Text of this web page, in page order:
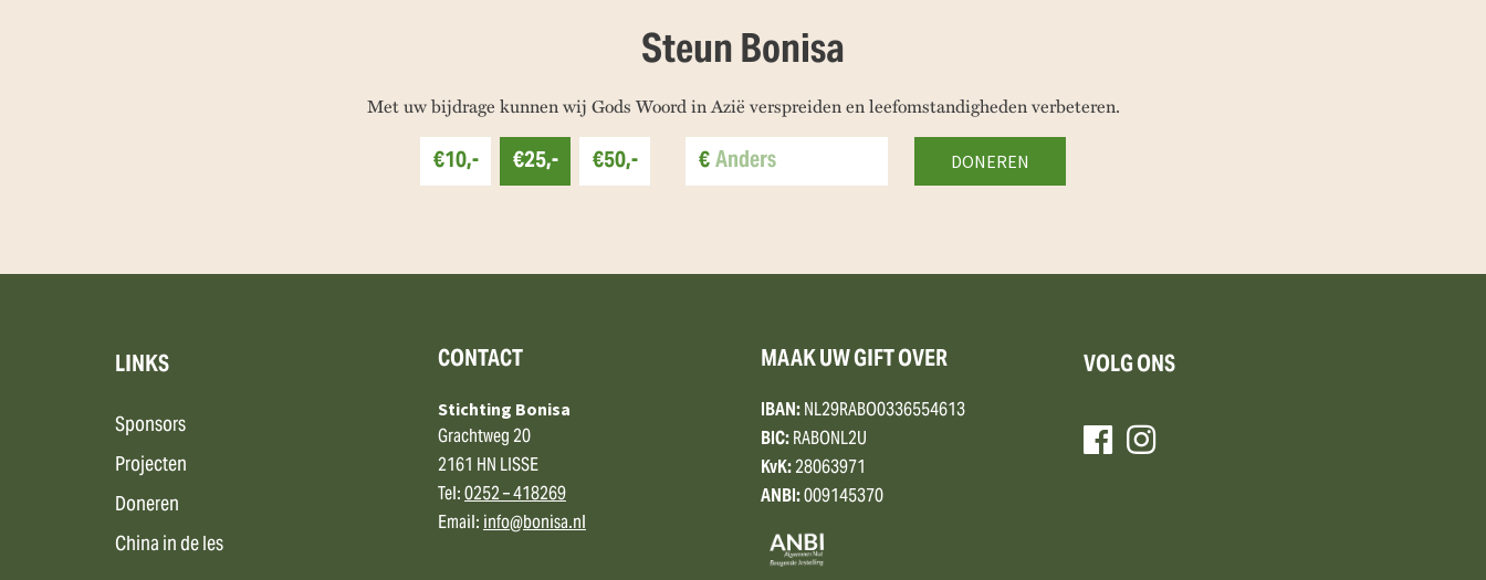
Steun Bonisa
Met uw bijdrage kunnen wij Gods Woord in Azië verspreiden en leefomstandigheden verbeteren.
€10,- €25,- €50,- €
LINKS
Sponsors
Projecten
Doneren
China in de les
CONTACT
Stichting Bonisa
Grachtweg 20
2161 HN LISSE
Tel:0252 – 418269
Email:info@bonisa.nl
MAAK UW GIFT OVER
IBAN:NL29RABO0336554613
BIC:RABONL2U
KvK:28063971
ANBI:009145370
VOLG ONS